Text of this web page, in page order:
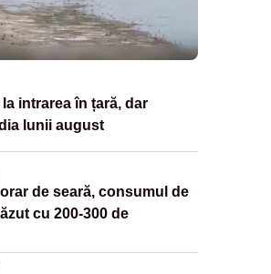
intrarea în țară, dar
lunii august
de seară, consumul de
cu 200-300 de